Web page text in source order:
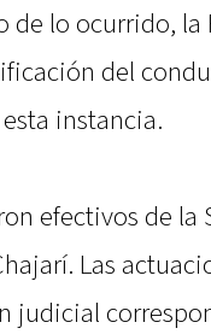
lo ocurrido, la
del
instancia.
efectivos de la
Las
judicial